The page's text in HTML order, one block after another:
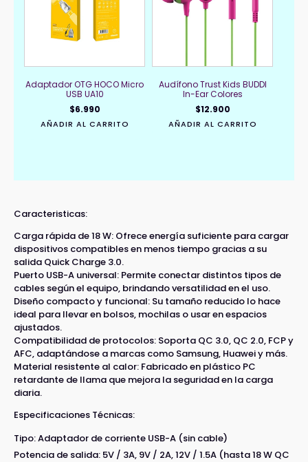
Adaptador OTG HOCO Micro
USB UA10
$6.990
AÑADIR AL CARRITO
Audífono Trust Kids BUDDI
In-Ear Colores
$12.900
AÑADIR AL CARRITO
Caracteristicas:
Carga rápida de 18 W: Ofrece energía suficiente para cargar
dispositivos compatibles en menos tiempo gracias a su
salida Quick Charge 3.0.
Puerto USB-A universal: Permite conectar distintos tipos de
cables según el equipo, brindando versatilidad en el uso.
Diseño compacto y funcional: Su tamaño reducido lo hace
ideal para llevar en bolsos, mochilas o usar en espacios
ajustados.
Compatibilidad de protocolos: Soporta QC 3.0, QC 2.0, FCP y
AFC, adaptándose a marcas como Samsung, Huawei y más.
Material resistente al calor: Fabricado en plástico PC
retardante de llama que mejora la seguridad en la carga
diaria.
Especificaciones Técnicas:
Tipo: Adaptador de corriente USB-A (sin cable)
Potencia de salida: 5V / 3A, 9V / 2A, 12V / 1.5A (hasta 18 W QC